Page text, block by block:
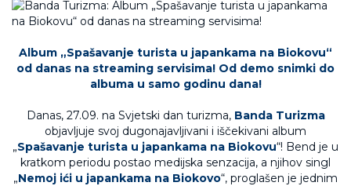
Album „Spašavanje turista u japankama na Biokovu“
od danas na streaming servisima! Od demo snimki do
albuma u samo godinu dana!
Danas, 27.09. na Svjetski dan turizma, Banda Turizma
objavljuje svoj dugonajavljivani i iščekivani album
„Spašavanje turista u japankama na Biokovu“! Bend je u
kratkom periodu postao medijska senzacija, a njihov singl
„Nemoj ići u japankama na Biokovo“, proglašen je jednim